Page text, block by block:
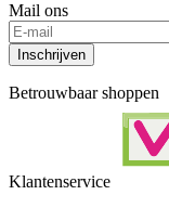
Mail ons
Inschrijven
Betrouwbaar shoppen
Klantenservice